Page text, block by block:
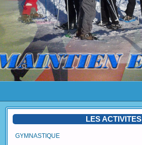
Page d'accueil
LES ACTIVITES
GYMNASTIQUE